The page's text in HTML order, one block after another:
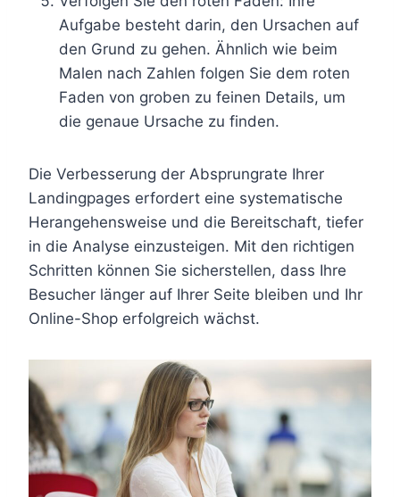
Aufgabe besteht darin, den Ursachen auf
den Grund zu gehen. Ähnlich wie beim
Malen nach Zahlen folgen Sie dem roten
Faden von groben zu feinen Details, um
die genaue Ursache zu finden.
Die Verbesserung der Absprungrate Ihrer
Landingpages erfordert eine systematische
Herangehensweise und die Bereitschaft, tiefer
in die Analyse einzusteigen. Mit den richtigen
Schritten können Sie sicherstellen, dass Ihre
Besucher länger auf Ihrer Seite bleiben und Ihr
Online-Shop erfolgreich wächst.